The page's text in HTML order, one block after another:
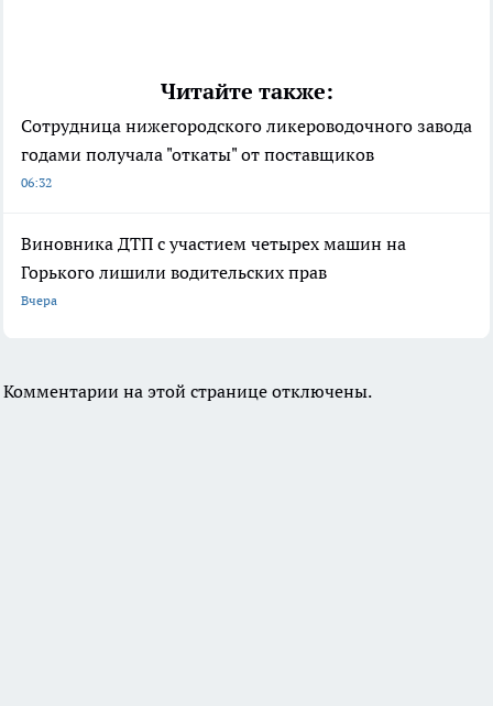
Читайте также:
Сотрудница нижегородского ликероводочного завода
годами получала "откаты" от поставщиков
06:32
Виновника ДТП с участием четырех машин на
Горького лишили водительских прав
Вчера
Комментарии на этой странице отключены.